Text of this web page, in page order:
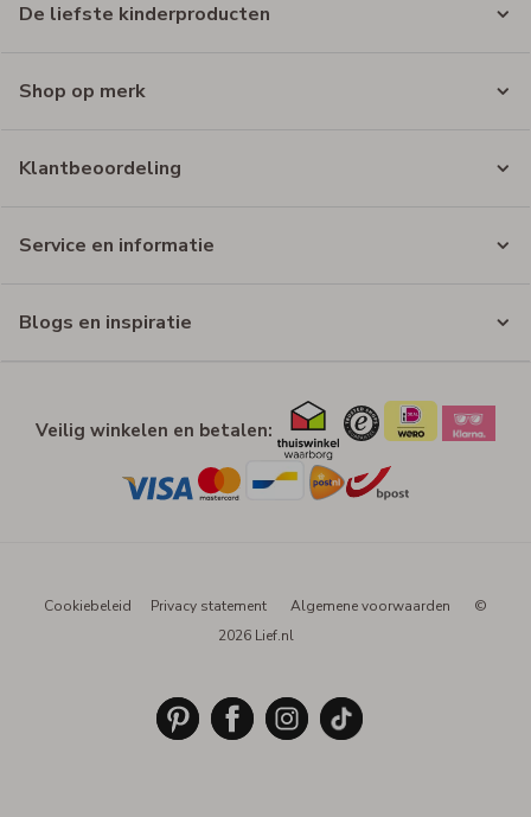
De liefste kinderproducten
Shop op merk
Klantbeoordeling
Service en informatie
Blogs en inspiratie
Veilig winkelen en betalen:
Cookiebeleid Privacy statement Algemene voorwaarden
©
2026 Lief.nl